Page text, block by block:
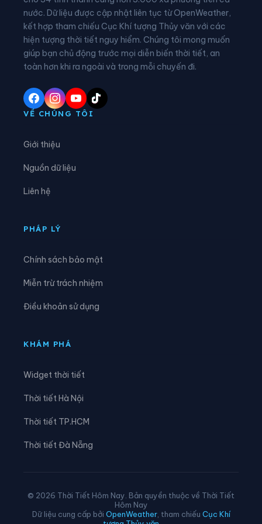
Xã Đăk Hà Xã Đăk Kôi
Xã Đăk Long Xã Đăk Mar
Xã Đăk Môn Xã Đăk Pék
Xã Đăk Plô
Xã Đăk Rơ Wa
Xã Dục Nông
Xã Măng Bút
Xã Rờ Kơi
nước. Dữ liệu được cập nhật liên tục từ OpenWeather,
kết hợp tham chiếu Cục Khí tượng Thủy văn với các
hiện tượng thời tiết nguy hiểm. Chúng tôi mong muốn
giúp bạn chủ động trước mọi diễn biến thời tiết, an
toàn hơn khi ra ngoài và trong mỗi chuyến đi.
VỀ CHÚNG TÔI
Giới thiệu
Nguồn dữ liệu
Liên hệ
PHÁP LÝ
Chính sách bảo mật
Miễn trừ trách nhiệm
Điều khoản sử dụng
KHÁM PHÁ
Widget thời tiết
Thời tiết Hà Nội
Thời tiết TP.HCM
Thời tiết Đà Nẵng
© 2026 Thời Tiết Hôm Nay. Bản quyền thuộc về Thời Tiết
Hôm Nay
Dữ liệu cung cấp bởi OpenWeather, tham chiếu Cục Khí